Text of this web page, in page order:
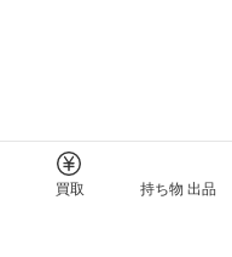
買取 持ち物 出品